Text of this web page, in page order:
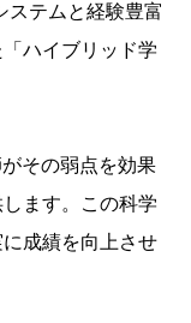
ステムと経験豊富
ハイブリッド学
その弱点を効果
ます。この科学
成績を向上させ